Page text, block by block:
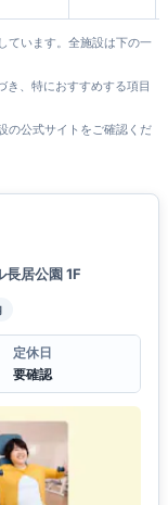
ています。全施設は下の一
、特におすすめする項目
の公式サイトをご確認くだ
居公園 1F
定休日
要確認